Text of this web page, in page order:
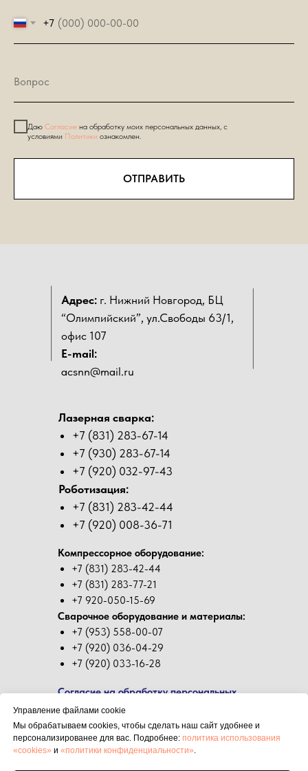
+7
Даю Согласие на обработку моих персональных данных, с
условиями Политики ознакомлен.
ОТПРАВИТЬ
Адрес: г. Нижний Новгород, БЦ
“Олимпийский”, ул.Свободы 63/1,
офис 107
E-mail:
acsnn@mail.ru
Лазерная сварка:
+7 (831) 283-67-14
+7 (930) 283-67-14
+7 (920) 032-97-43
Роботизация:
+7 (831) 283-42-44
+7 (920) 008-36-71
Компрессорное оборудование:
+7 (831) 283-42-44
+7 (831) 283-77-21
+7 920-050-15-69
Сварочное оборудование и материалы:
+7 (953) 558-00-07
+7 (920) 036-04-29
+7 (920) 033-16-28
Политика в отношении обработки
персональных данных
Согласие на обработку персональных
данных
Управление файлами cookie
Мы обрабатываем cookies, чтобы сделать наш сайт удобнее и
персонализированее для вас. Подробнее: политика использования
«cookies» и «политики конфиденциальности».